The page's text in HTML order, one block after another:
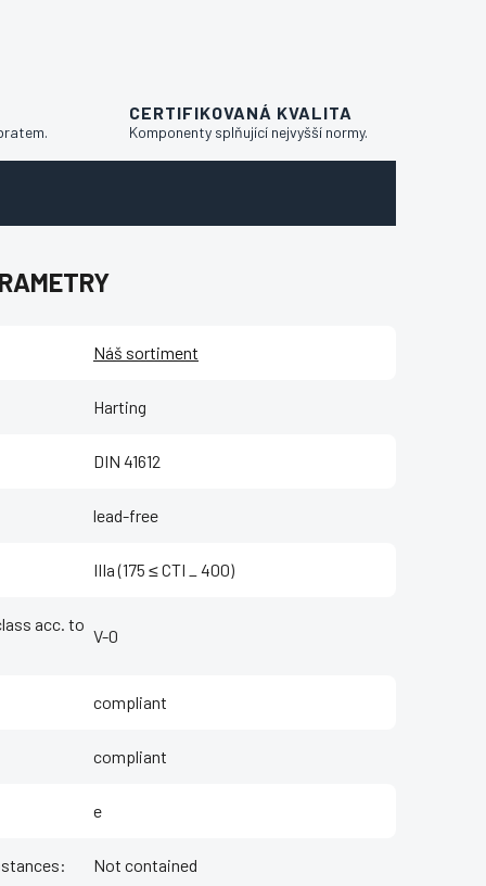
CERTIFIKOVANÁ KVALITA
Komponenty splňující nejvyšší normy.
Náš sortiment
Harting
DIN 41612
lead-free
IIIa (175 ≤ CTI _ 400)
acc. to
V-0
compliant
compliant
e
: Not contained